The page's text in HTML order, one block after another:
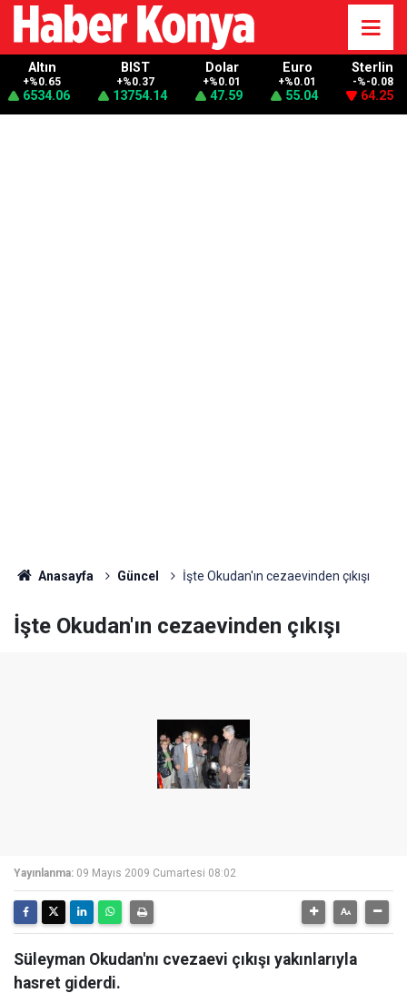
Altın
+%0.65
6534.06
BIST
+%0.37
13754.14
Dolar
+%0.01
47.59
Euro
+%0.01
55.04
Sterlin
-%-0.08
64.25
Anasayfa Güncel İşte Okudan'ın cezaevinden çıkışı
İşte Okudan'ın cezaevinden çıkışı
Yayınlanma: 09 Mayıs 2009 Cumartesi 08:02
Süleyman Okudan'nı cvezaevi çıkışı yakınlarıyla
hasret giderdi.